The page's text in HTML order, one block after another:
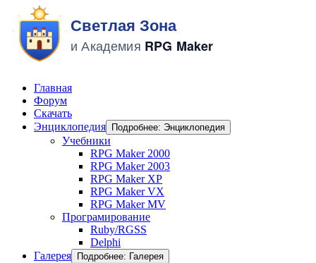
Главная
Форум
Скачать
Энциклопедия
Подробнее: Энциклопедия
Учебники
RPG Maker 2000
RPG Maker 2003
RPG Maker XP
RPG Maker VX
RPG Maker MV
Програмирование
Ruby/RGSS
Delphi
Галерея
Подробнее: Галерея